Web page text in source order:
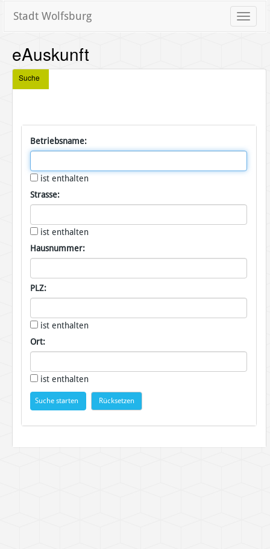
Toggle
Stadt Wolfsburg
eAuskunft
Suche
Betriebsname:
ist enthalten
Strasse:
ist enthalten
Hausnummer:
PLZ:
ist enthalten
Ort:
ist enthalten